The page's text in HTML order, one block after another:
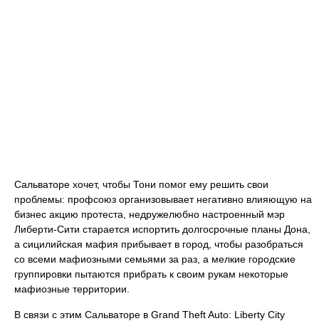
Сальваторе хочет, чтобы Тони помог ему решить свои
проблемы: профсоюз организовывает негативно влияющую на
бизнес акцию протеста, недружелюбно настроенный мэр
Либерти-Сити старается испортить долгосрочные планы Дона,
а сицилийская мафия прибывает в город, чтобы разобраться
со всеми мафиозными семьями за раз, а мелкие городские
группировки пытаются прибрать к своим рукам некоторые
мафиозные территории.
В связи с этим Сальваторе в Grand Theft Auto: Liberty City